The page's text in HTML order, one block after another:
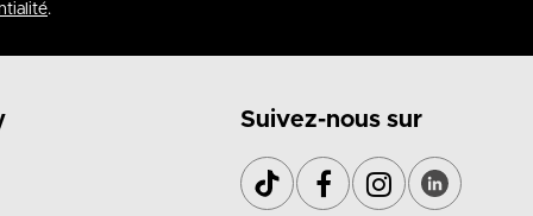
.
Suivez-nous sur